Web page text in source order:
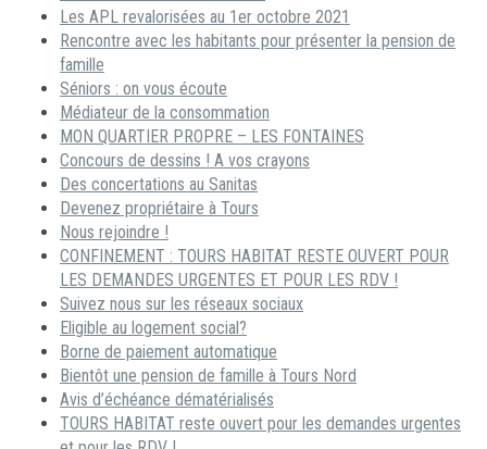
Les APL revalorisées au 1er octobre 2021
Rencontre avec les habitants pour présenter la pension de
famille
Séniors : on vous écoute
Médiateur de la consommation
MON QUARTIER PROPRE – LES FONTAINES
Concours de dessins ! A vos crayons
Des concertations au Sanitas
Devenez propriétaire à Tours
Nous rejoindre !
CONFINEMENT : TOURS HABITAT RESTE OUVERT POUR
LES DEMANDES URGENTES ET POUR LES RDV !
Suivez nous sur les réseaux sociaux
Eligible au logement social?
Borne de paiement automatique
Bientôt une pension de famille à Tours Nord
Avis d’échéance dématérialisés
TOURS HABITAT reste ouvert pour les demandes urgentes